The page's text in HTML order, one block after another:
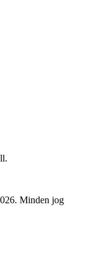
Minden jog